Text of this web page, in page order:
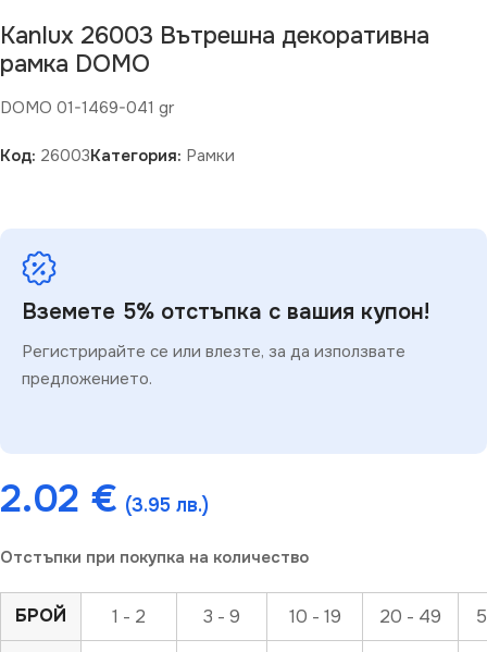
Kanlux 26003 Вътрешна декоративна
рамка DOMO
DOMO 01-1469-041 gr
Код: 26003Категория: Рамки
Вземете 5% отстъпка с вашия купон!
Регистрирайте се или влезте, за да използвате
предложението.
2.02 € (3.95 лв.)
Отстъпки при покупка на количество
БРОЙ 1 - 2 3 - 9 10 - 19 20 - 49